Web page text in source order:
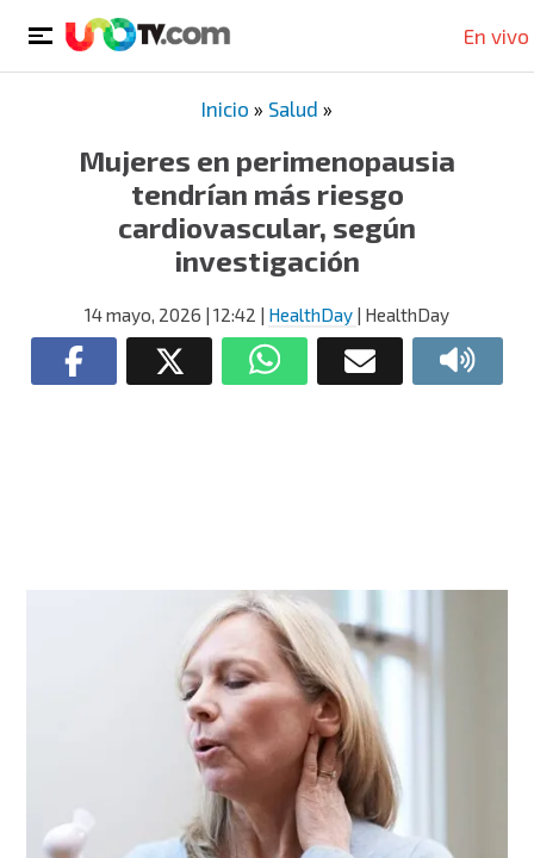
En vivo
Inicio » Salud »
Mujeres en perimenopausia
tendrían más riesgo
cardiovascular, según
investigación
14 mayo, 2026 | 12:42 | HealthDay | HealthDay